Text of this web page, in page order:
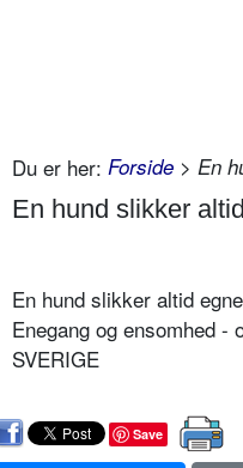
Du er her: Forside > En
En hund slikker
En hund slikker altid
Enegang og ensomhed -
SVERIGE
Save